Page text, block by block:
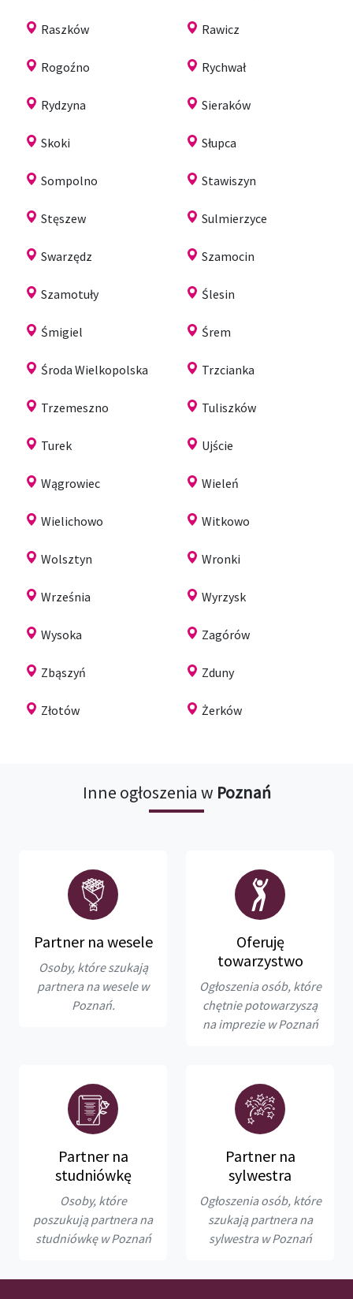
Raszków Rawicz
Rogoźno Rychwał
Rydzyna Sieraków
Skoki Słupca
Sompolno Stawiszyn
Stęszew Sulmierzyce
Swarzędz Szamocin
Szamotuły Ślesin
Śmigiel Śrem
Środa Wielkopolska Trzcianka
Trzemeszno Tuliszków
Turek Ujście
Wągrowiec Wieleń
Wielichowo Witkowo
Wolsztyn Wronki
Września Wyrzysk
Wysoka Zagórów
Zbąszyń Zduny
Złotów Żerków
Inne ogłoszenia w Poznań
Partner na wesele
Osoby, które szukają
partnera na wesele w
Poznań.
Oferuję
towarzystwo
Ogłoszenia osób, które
chętnie potowarzyszą
na imprezie w Poznań
Partner na
studniówkę
Osoby, które
poszukują partnera na
studniówkę w Poznań
Partner na
sylwestra
Ogłoszenia osób, które
szukają partnera na
sylwestra w Poznań